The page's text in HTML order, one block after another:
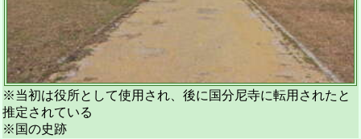
※当初は役所として使用され、後に国分尼寺に転用されたと
推定されている
※国の史跡